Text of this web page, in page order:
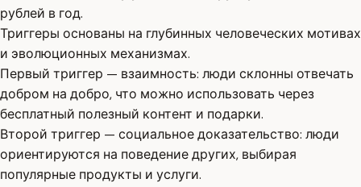
рублей в год.
Триггеры основаны на глубинных человеческих мотивах
и эволюционных механизмах.
Первый триггер — взаимность: люди склонны отвечать
добром на добро, что можно использовать через
бесплатный полезный контент и подарки.
Второй триггер — социальное доказательство: люди
ориентируются на поведение других, выбирая
популярные продукты и услуги.